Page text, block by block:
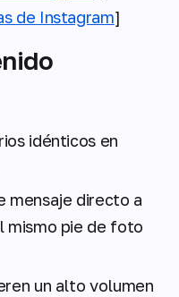
de Instagram]
idénticos en
mensaje directo a
mismo pie de foto
un alto volumen